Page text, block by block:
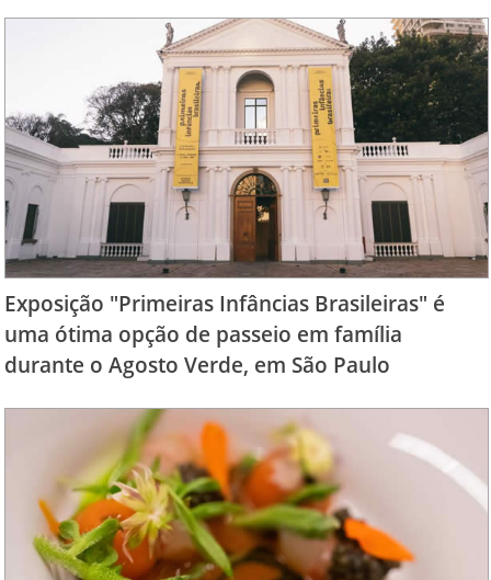
Exposição "Primeiras Infâncias Brasileiras" é
uma ótima opção de passeio em família
durante o Agosto Verde, em São Paulo